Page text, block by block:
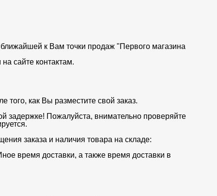
ближайшей к Вам точки продаж "Первого магазина
сайте контактам.
того, как Вы разместите свой заказ.
задержке! Пожалуйста, внимательно проверяйте
заказа и наличия товара на складе:
время доставки, а также время доставки в